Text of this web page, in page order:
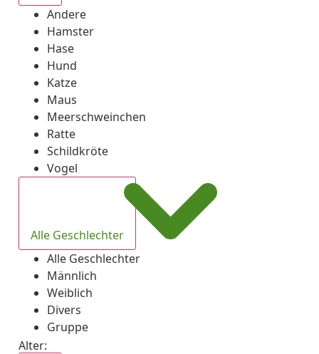
Andere
Hamster
Hase
Hund
Katze
Maus
Meerschweinchen
Ratte
Schildkröte
Vogel
Alle Geschlechter
Alle Geschlechter
Männlich
Weiblich
Divers
Gruppe
Alter: